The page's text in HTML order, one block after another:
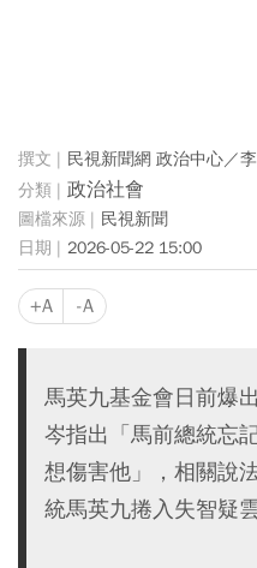
民視新聞網 政治中心／
政治社會
民視新聞
2026-05-22 15:00
+A -A
馬英九基金會日前爆
岑指出「馬前總統忘
想傷害他」，相關說
統馬英九捲入失智疑雲